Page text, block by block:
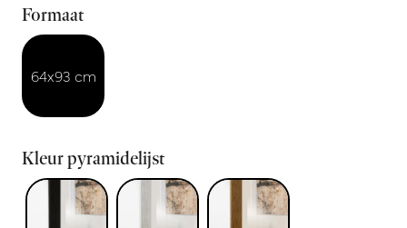
Formaat
64x93 cm
Kleur pyramidelijst